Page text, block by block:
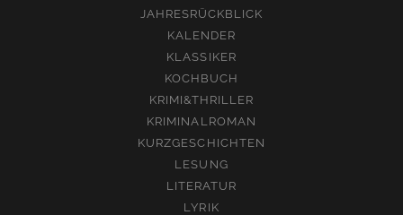
JAHRESRÜCKBLICK
KALENDER
KLASSIKER
KOCHBUCH
KRIMI&THRILLER
KRIMINALROMAN
KURZGESCHICHTEN
LESUNG
LITERATUR
LYRIK